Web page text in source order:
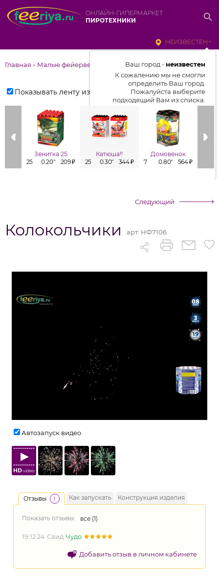
ОНЛАЙН-ГИПЕРМАРКЕТ
ПИРОТЕХНИКИ
НЕИЗВЕСТЕН
Ваш город - неизвестен
К сожалению мы не смогли
определить Ваш город.
Пожалуйста выберите
подходящий Вам из списка.
Выбрать город
От выбранного города зависит
отображаемый ассортимент,
цены, наличие и условия
доставки
Главная > Малые фейерверки
Показывать ленту изделий
Зенитка 25
25
0.20" 209 ₽
Катюша!!
25
0.30" 344 ₽
Домовёнок
7
0.80" 564 ₽
Следующий
Колокольчики арт: НФ7106
Автозапуск видео
HDvideo
Отзывы 1 Как запускать Конструкция изделия
Показать отзывы: все (1)
19.12.24 Саид Чудо
Добавить отзыв в личном кабинете